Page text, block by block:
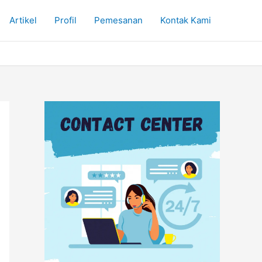
Artikel Profil Pemesanan Kontak Kami